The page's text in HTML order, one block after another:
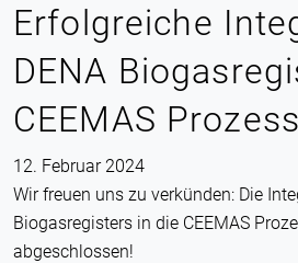
Erfolgreiche
DENA
CEEMAS
12. Februar 2024
Wir freuen uns zu verkünden: Die
Biogasregisters in die CEEMAS
abgeschlossen!